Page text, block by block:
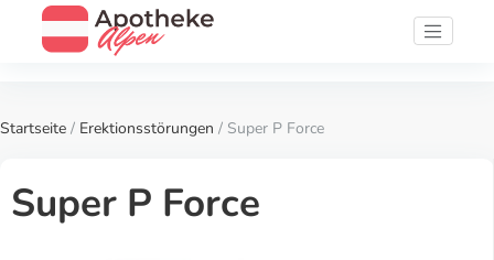
Startseite / Erektionsstörungen / Super P Force
Super P Force